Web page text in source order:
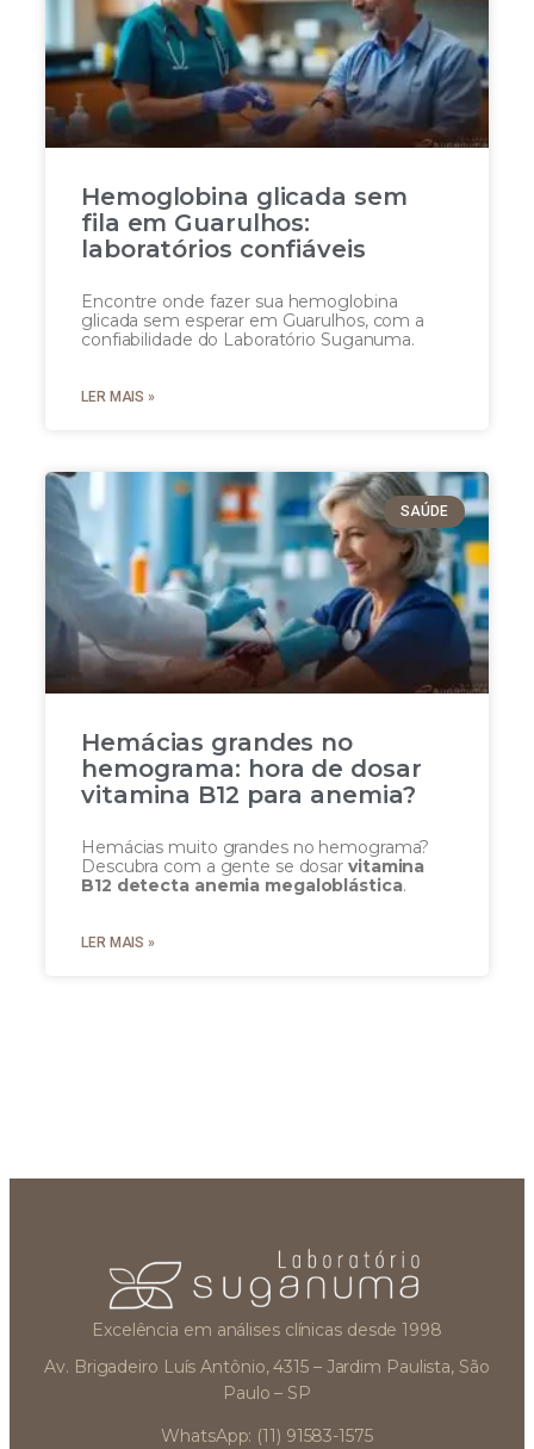
Hemoglobina glicada sem
fila em Guarulhos:
laboratórios confiáveis
Encontre onde fazer sua hemoglobina
glicada sem esperar em Guarulhos, com a
confiabilidade do Laboratório Suganuma.
LER MAIS »
SAÚDE
Hemácias grandes no
hemograma: hora de dosar
vitamina B12 para anemia?
Hemácias muito grandes no hemograma?
Descubra com a gente se dosar vitamina
B12 detecta anemia megaloblástica.
LER MAIS »
Excelência em análises clínicas desde 1998
Av. Brigadeiro Luís Antônio, 4315 – Jardim Paulista, São
Paulo – SP
WhatsApp: (11) 91583-1575